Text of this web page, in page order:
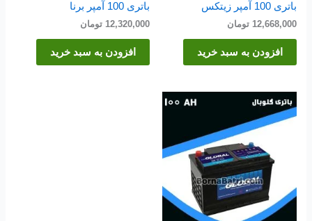
باتری 100 آمپر زیتکس
12,668,000 تومان
افزودن به سبد خرید
باتری 100 آمپر برنا
12,320,000 تومان
افزودن به سبد خرید